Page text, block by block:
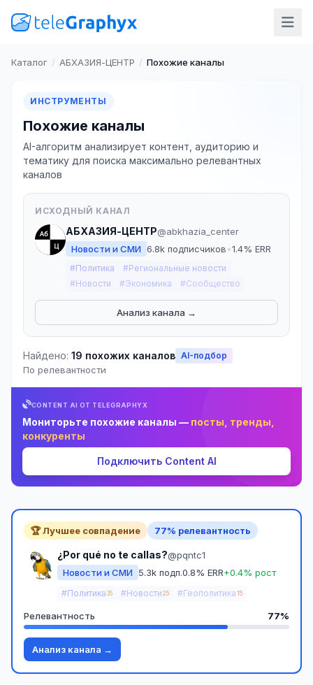
Каталог / АБХАЗИЯ-ЦЕНТР / Похожие каналы
ИНСТРУМЕНТЫ
Похожие каналы
AI-алгоритм анализирует контент, аудиторию и
тематику для поиска максимально релевантных
каналов
ИСХОДНЫЙ КАНАЛ
АБХАЗИЯ-ЦЕНТР@abkhazia_center
Новости и СМИ 6.8k подписчиков•1.4% ERR
#Политика
#Региональные новости
#Новости
#Экономика #Сообщество
Анализ канала →
Найдено: 19 похожих каналов AI-подбор
По релевантности
CONTENT AI ОТ TELEGRAPHYX
Мониторьте похожие каналы — посты, тренды,
конкуренты
Подключить Content AI
🏆 Лучшее совпадение 77% релевантность
¿Por qué no te callas?@pqntc1
Новости и СМИ
5.3k подп.0.8% ERR+0.4% рост
#Политика 35 #Новости 25 #Геополитика 15
Релевантность 77%
Анализ канала →